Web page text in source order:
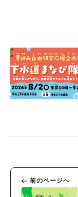
前のページへ